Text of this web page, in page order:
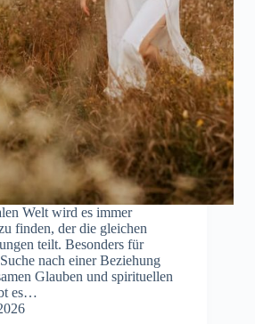
Welt wird es immer
finden, der die gleichen
teilt. Besonders für
nach einer Beziehung
Glauben und spirituellen
es…